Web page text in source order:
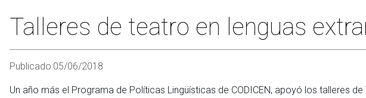
Talleres de teatro en lenguas
Publicado:05/06/2018
Un año más el Programa de Políticas Lingüísticas de CODICEN, apoyó los talleres